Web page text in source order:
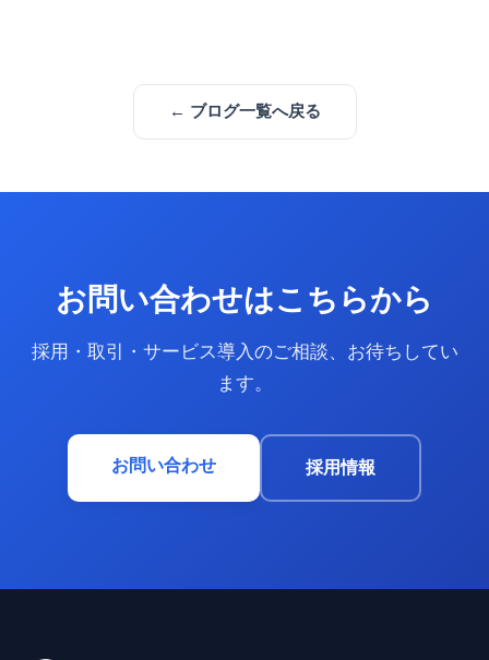
← ブログ一覧へ戻る
お問い合わせはこちらから
採用・取引・サービス導入のご相談、お待ちしてい
ます。
お問い合わせ 採用情報